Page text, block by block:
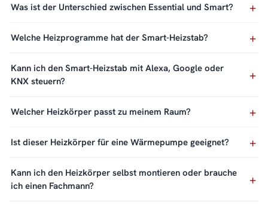
Was ist der Unterschied zwischen Essential und Smart?
Welche Heizprogramme hat der Smart-Heizstab?
Kann ich den Smart-Heizstab mit Alexa, Google oder
KNX steuern?
Welcher Heizkörper passt zu meinem Raum?
Ist dieser Heizkörper für eine Wärmepumpe geeignet?
Kann ich den Heizkörper selbst montieren oder brauche
ich einen Fachmann?